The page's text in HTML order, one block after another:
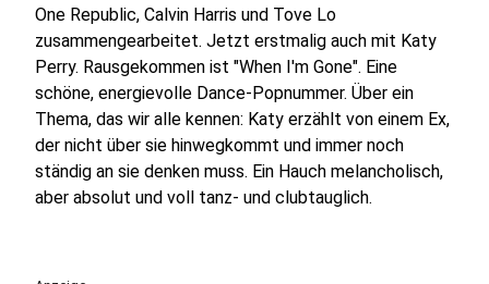
One Republic, Calvin Harris und Tove Lo
zusammengearbeitet. Jetzt erstmalig auch mit Katy
Perry. Rausgekommen ist "When I'm Gone". Eine
schöne, energievolle Dance-Popnummer. Über ein
Thema, das wir alle kennen: Katy erzählt von einem Ex,
der nicht über sie hinwegkommt und immer noch
ständig an sie denken muss. Ein Hauch melancholisch,
aber absolut und voll tanz- und clubtauglich.